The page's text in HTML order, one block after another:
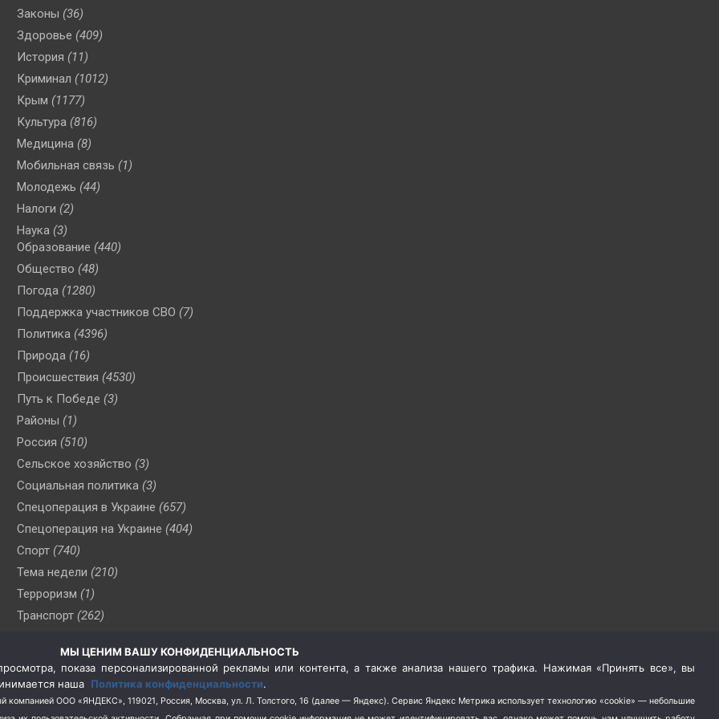
Законы (36)
Здоровье (409)
История (11)
Криминал (1012)
Крым (1177)
Культура (816)
Медицина (8)
Мобильная связь (1)
Молодежь (44)
Налоги (2)
Наука (3)
Образование (440)
Общество (48)
Погода (1280)
Поддержка участников СВО (7)
Политика (4396)
Природа (16)
Происшествия (4530)
Путь к Победе (3)
Районы (1)
Россия (510)
Сельское хозяйство (3)
Социальная политика (3)
Спецоперация в Украине (657)
Спецоперация на Украине (404)
Спорт (740)
Тема недели (210)
Терроризм (1)
Транспорт (262)
(76)
Цены (2)
Школа и спорт (2)
МЫ ЦЕНИМ ВАШУ КОНФИДЕНЦИАЛЬНОСТЬ
показа персонализированной рекламы или контента, а также анализа нашего трафика. Нажимая «Принять все», вы
наша Политика конфиденциальности.
компанией ООО «ЯНДЕКС», 119021, Россия, Москва, ул. Л. Толстого, 16 (далее — Яндекс). Сервис Яндекс Метрика использует технологию «cookie» — небольшие